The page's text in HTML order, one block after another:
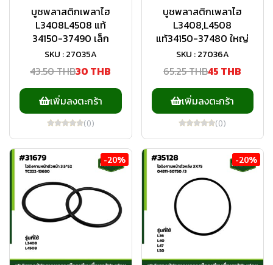
บูชพลาสติกเพลาไฮ
L3408L4508 แท้
34150-37490 เล็ก
SKU : 27035A
43.50 THB30 THB
เพิ่มลงตะกร้า
(0)
บูชพลาสติกเพลาไฮ
L3408,L4508
แท้34150-37480 ใหญ่
SKU : 27036A
65.25 THB45 THB
เพิ่มลงตะกร้า
(0)
-20% -20%